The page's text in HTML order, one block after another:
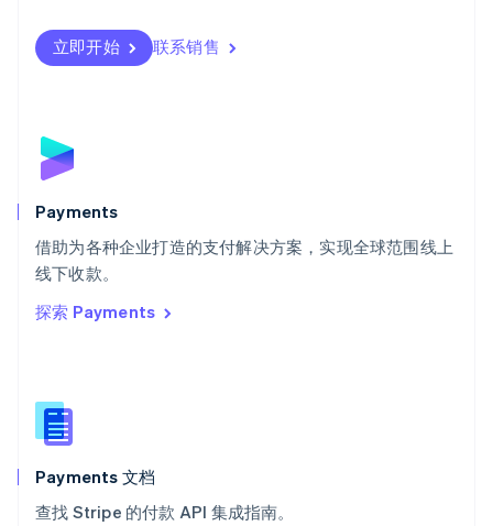
立即开始 联系销售
Payments
借助为各种企业打造的支付解决方案，实现全球范围线上
线下收款。
探索 Payments
Payments 文档
查找 Stripe 的付款 API 集成指南。
瑞士
DeutschFrançais
English
斯洛文尼亚
泰国
ไทยEnglish
希腊
English
西班牙
新西兰
English
匈牙利
English
ItalianoEnglish